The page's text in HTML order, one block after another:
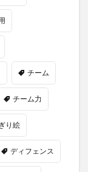
チーム
チーム力
り絵
ディフェンス